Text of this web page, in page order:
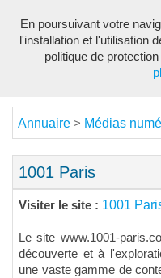
Annuaire > Médias
1001 Paris
Visiter le site : 1001
Le site www.1001-
découverte et à
une vaste gamme de
En poursuivant votre
l'installation et l'utilisation
politique de